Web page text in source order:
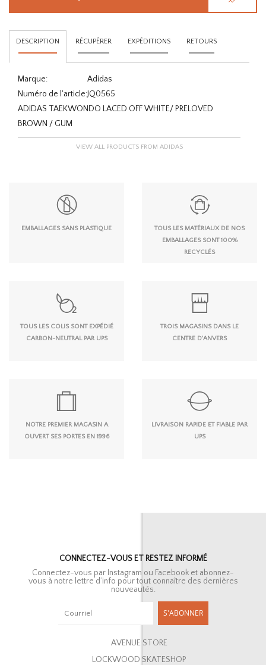
DESCRIPTION RÉCUPÉRER EXPÉDITIONS RETOURS
Marque:
Adidas
Numéro de l'article:JQ0565
ADIDAS TAEKWONDO LACED OFF WHITE/ PRELOVED
BROWN / GUM
VIEW ALL PRODUCTS FROM ADIDAS
EMBALLAGES SANS PLASTIQUE
TOUS LES MATÉRIAUX DE NOS
EMBALLAGES SONT 100%
RECYCLÉS
TOUS LES COLIS SONT EXPÉDIÉ
CARBON-NEUTRAL PAR UPS
TROIS MAGASINS DANS LE
CENTRE D'ANVERS
NOTRE PREMIER MAGASIN A
OUVERT SES PORTES EN 1996
LIVRAISON RAPIDE ET FIABLE PAR
UPS
CONNECTEZ-VOUS ET RESTEZ INFORMÉ
Connectez-vous par Instagram ou Facebook et abonnez-
vous à notre lettre d’info pour tout connaître des dernières
nouveautés.
S'ABONNER
AVENUE STORE
LOCKWOOD SKATESHOP